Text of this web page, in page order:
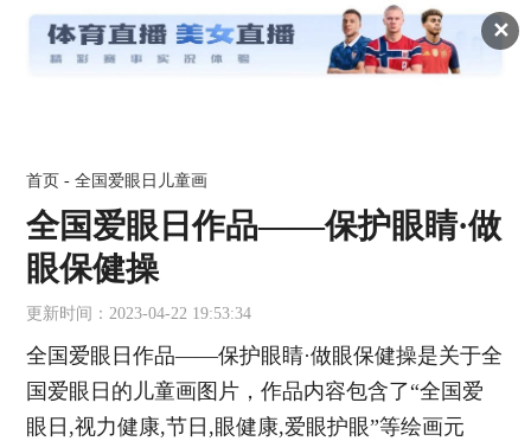
✕
首页 -全国爱眼日儿童画
全国爱眼日作品——保护眼睛·做
眼保健操
更新时间：2023-04-22 19:53:34
全国爱眼日作品——保护眼睛·做眼保健操是关于全
国爱眼日的儿童画图片，作品内容包含了“全国爱
眼日,视力健康,节日,眼健康,爱眼护眼”等绘画元